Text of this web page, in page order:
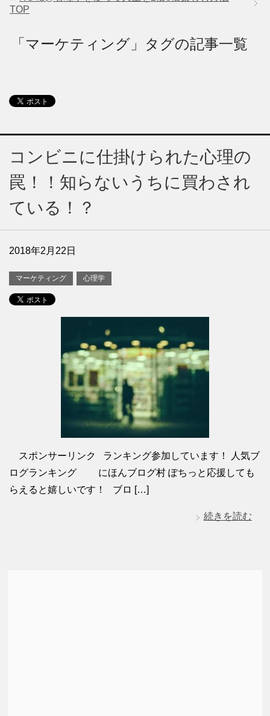
TOP
「マーケティング」タグの記事一覧
コンビニに仕掛けられた心理の
罠！！知らないうちに買わされ
ている！？
2018年2月22日
マーケティング 心理学
スポンサーリンク ランキング参加しています！ 人気ブ
ログランキング にほんブログ村 ぽちっと応援しても
らえると嬉しいです！ ブロ […]
続きを読む